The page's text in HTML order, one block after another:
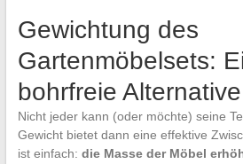
Gewichtung des
Gartenmöbelsets:
bohrfreie Alternative
Nicht jeder kann (oder möchte) seine
Gewicht bietet dann eine effektive
ist einfach: die Masse der Möbel